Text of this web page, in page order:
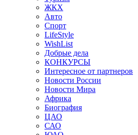
ЖКХ
Авто
Спорт
LifeStyle
WishList
Добрые дела
КОНКУРСЫ
Интересное от партнеров
Новости России
Новости Мира
Африка
Биография
ЦАО
САО